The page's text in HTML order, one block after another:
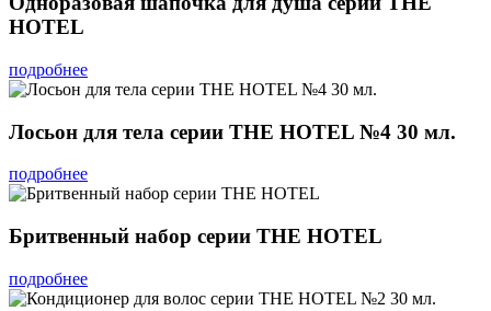
HOTEL
подробнее
Лосьон для тела серии THE HOTEL №4 30 мл.
подробнее
Бритвенный набор серии THE HOTEL
подробнее